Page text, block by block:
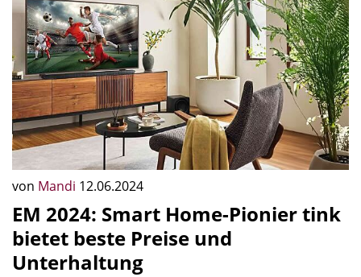
von Mandi 12.06.2024
EM 2024: Smart Home-Pionier tink
bietet beste Preise und
Unterhaltung